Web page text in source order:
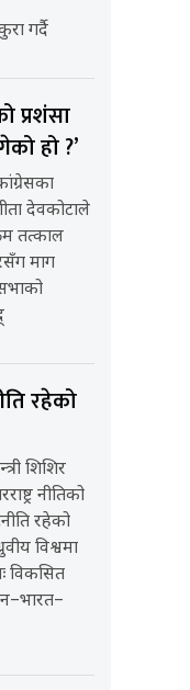
गर्दै
प्रशंसा
हो ?’
देवकोटाले
तत्काल
माग
रहेको
शिशिर
नीतिको
रहेको
विश्वमा
विकसित